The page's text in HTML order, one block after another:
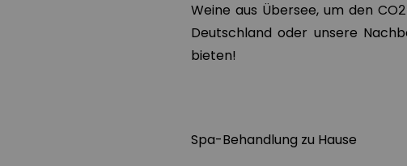
Weine aus Übersee, um den
Deutschland oder unsere
bieten!
Spa-Behandlung zu Hause